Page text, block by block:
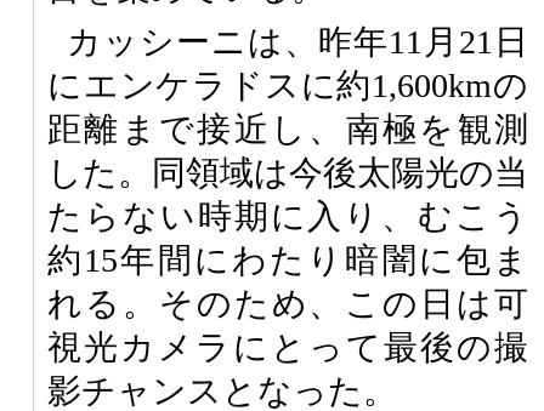
カッシーニは、昨年11月21日
にエンケラドスに約1,600kmの
距離まで接近し、南極を観測
した。同領域は今後太陽光の当
たらない時期に入り、むこう
約15年間にわたり暗闇に包ま
れる。そのため、この日は可
視光カメラにとって最後の撮
影チャンスとなった。